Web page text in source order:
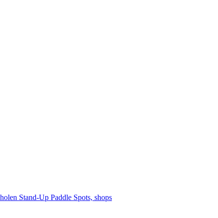
Stand-Up Paddle Spots, shops